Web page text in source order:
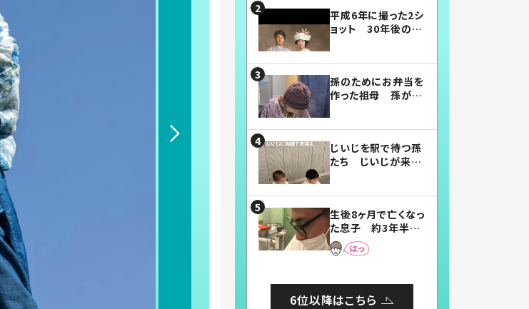
平成6年に撮った2シ
ョット 30年後の姿
孫のためにお弁当を
作った祖母 孫が絶
じいじを駅で待つ孫
たち じいじが来た
まらない」「幸せにな
れる」
生後8ヶ月で亡くなっ
た息子 約3年半
後、当時の妻の日記
に書いてあった本音
6位以降はこちら